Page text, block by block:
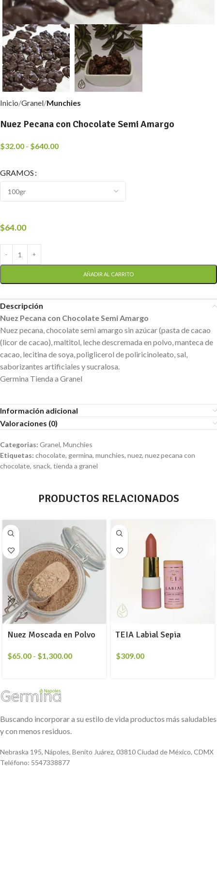
Inicio Granel Munchies
Nuez Pecana con Chocolate Semi Amargo
$32.00 - $640.00
GRAMOS
$64.00
AÑADIR AL CARRITO
Descripción
Nuez Pecana con Chocolate Semi Amargo
Nuez pecana, chocolate semi amargo sin azúcar (pasta de cacao
(licor de cacao), maltitol, leche descremada en polvo, manteca de
cacao, lecitina de soya, poliglicerol de poliricinoleato, sal,
saborizantes artificiales y sucralosa.
Germina Tienda a Granel
Información adicional
Valoraciones (0)
Categorias: Granel, Munchies
Etiquetas: chocolate, germina, munchies, nuez, nuez pecana con
chocolate, snack, tienda a granel
PRODUCTOS RELACIONADOS
Nuez Moscada en Polvo
$65.00 - $1,300.00
TEIA Labial Sepia
$309.00
Buscando incorporar a su estilo de vida productos más saludables
y con menos residuos.
Nebraska 195, Nápoles, Benito Juárez, 03810 Ciudad de México, CDMX
Teléfono: 5547338877